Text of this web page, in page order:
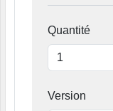
Quantité
Version